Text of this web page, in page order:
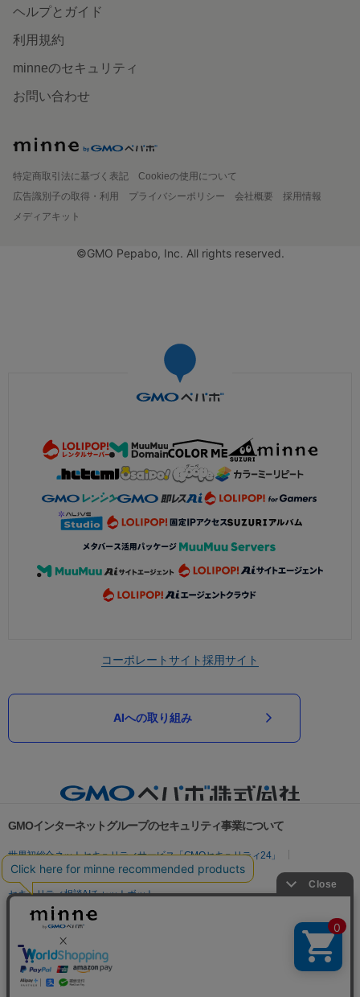
ヘルプとガイド
利用規約
minneのセキュリティ
お問い合わせ
特定商取引法に基づく表記
Cookieの使用について
広告識別子の取得・利用
プライバシーポリシー 会社概要
採用情報
メディアキット
©GMO Pepabo, Inc. All rights reserved.
コーポレートサイト採用サイト
AIへの取り組み
GMOインターネットグループのセキュリティ事業について
世界初総合ネットセキュリティサービス「GMOセキュリティ24」
パスワード漏洩診断
Webサイトリスク診断
セキュリティ相談AIチャットボット
実在証明・盗聴対策
サイバー攻撃対策（GMO Flatt Security）
セキュリティ事業の軌跡